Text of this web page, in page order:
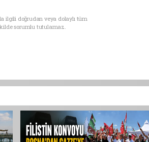
ilgili doğrudan veya dolaylı tüm
sorumlu tutulamaz.